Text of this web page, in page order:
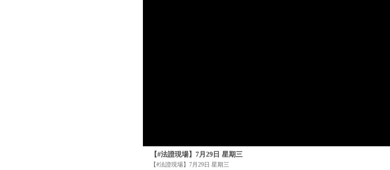
【#法證現場】7月29日 星期三
【#法證現場】7月29日 星期三